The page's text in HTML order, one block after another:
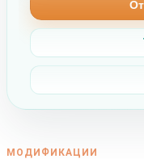
МОДИФИКАЦИИ